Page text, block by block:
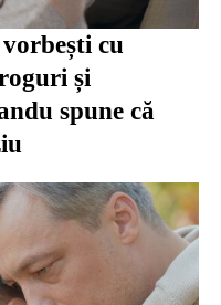
cu
și
spune că